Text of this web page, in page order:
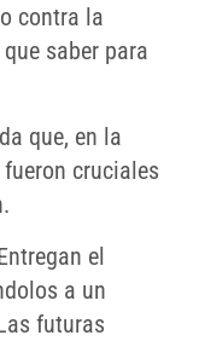
contra la
saber para
que, en la
cruciales
el
a un
futuras